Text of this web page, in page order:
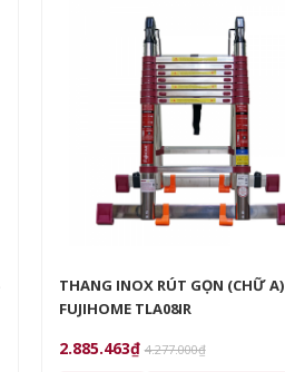
THANG INOX RÚT GỌN (CHỮ A)
FUJIHOME TLA08IR
2.885.463₫ 4.277.000₫